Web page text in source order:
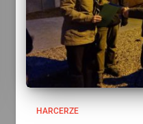
HARCERZE